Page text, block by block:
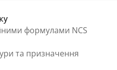
формулами NCS
та призначення